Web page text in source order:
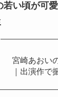
若い頃が可
宮崎あおい
｜出演作で